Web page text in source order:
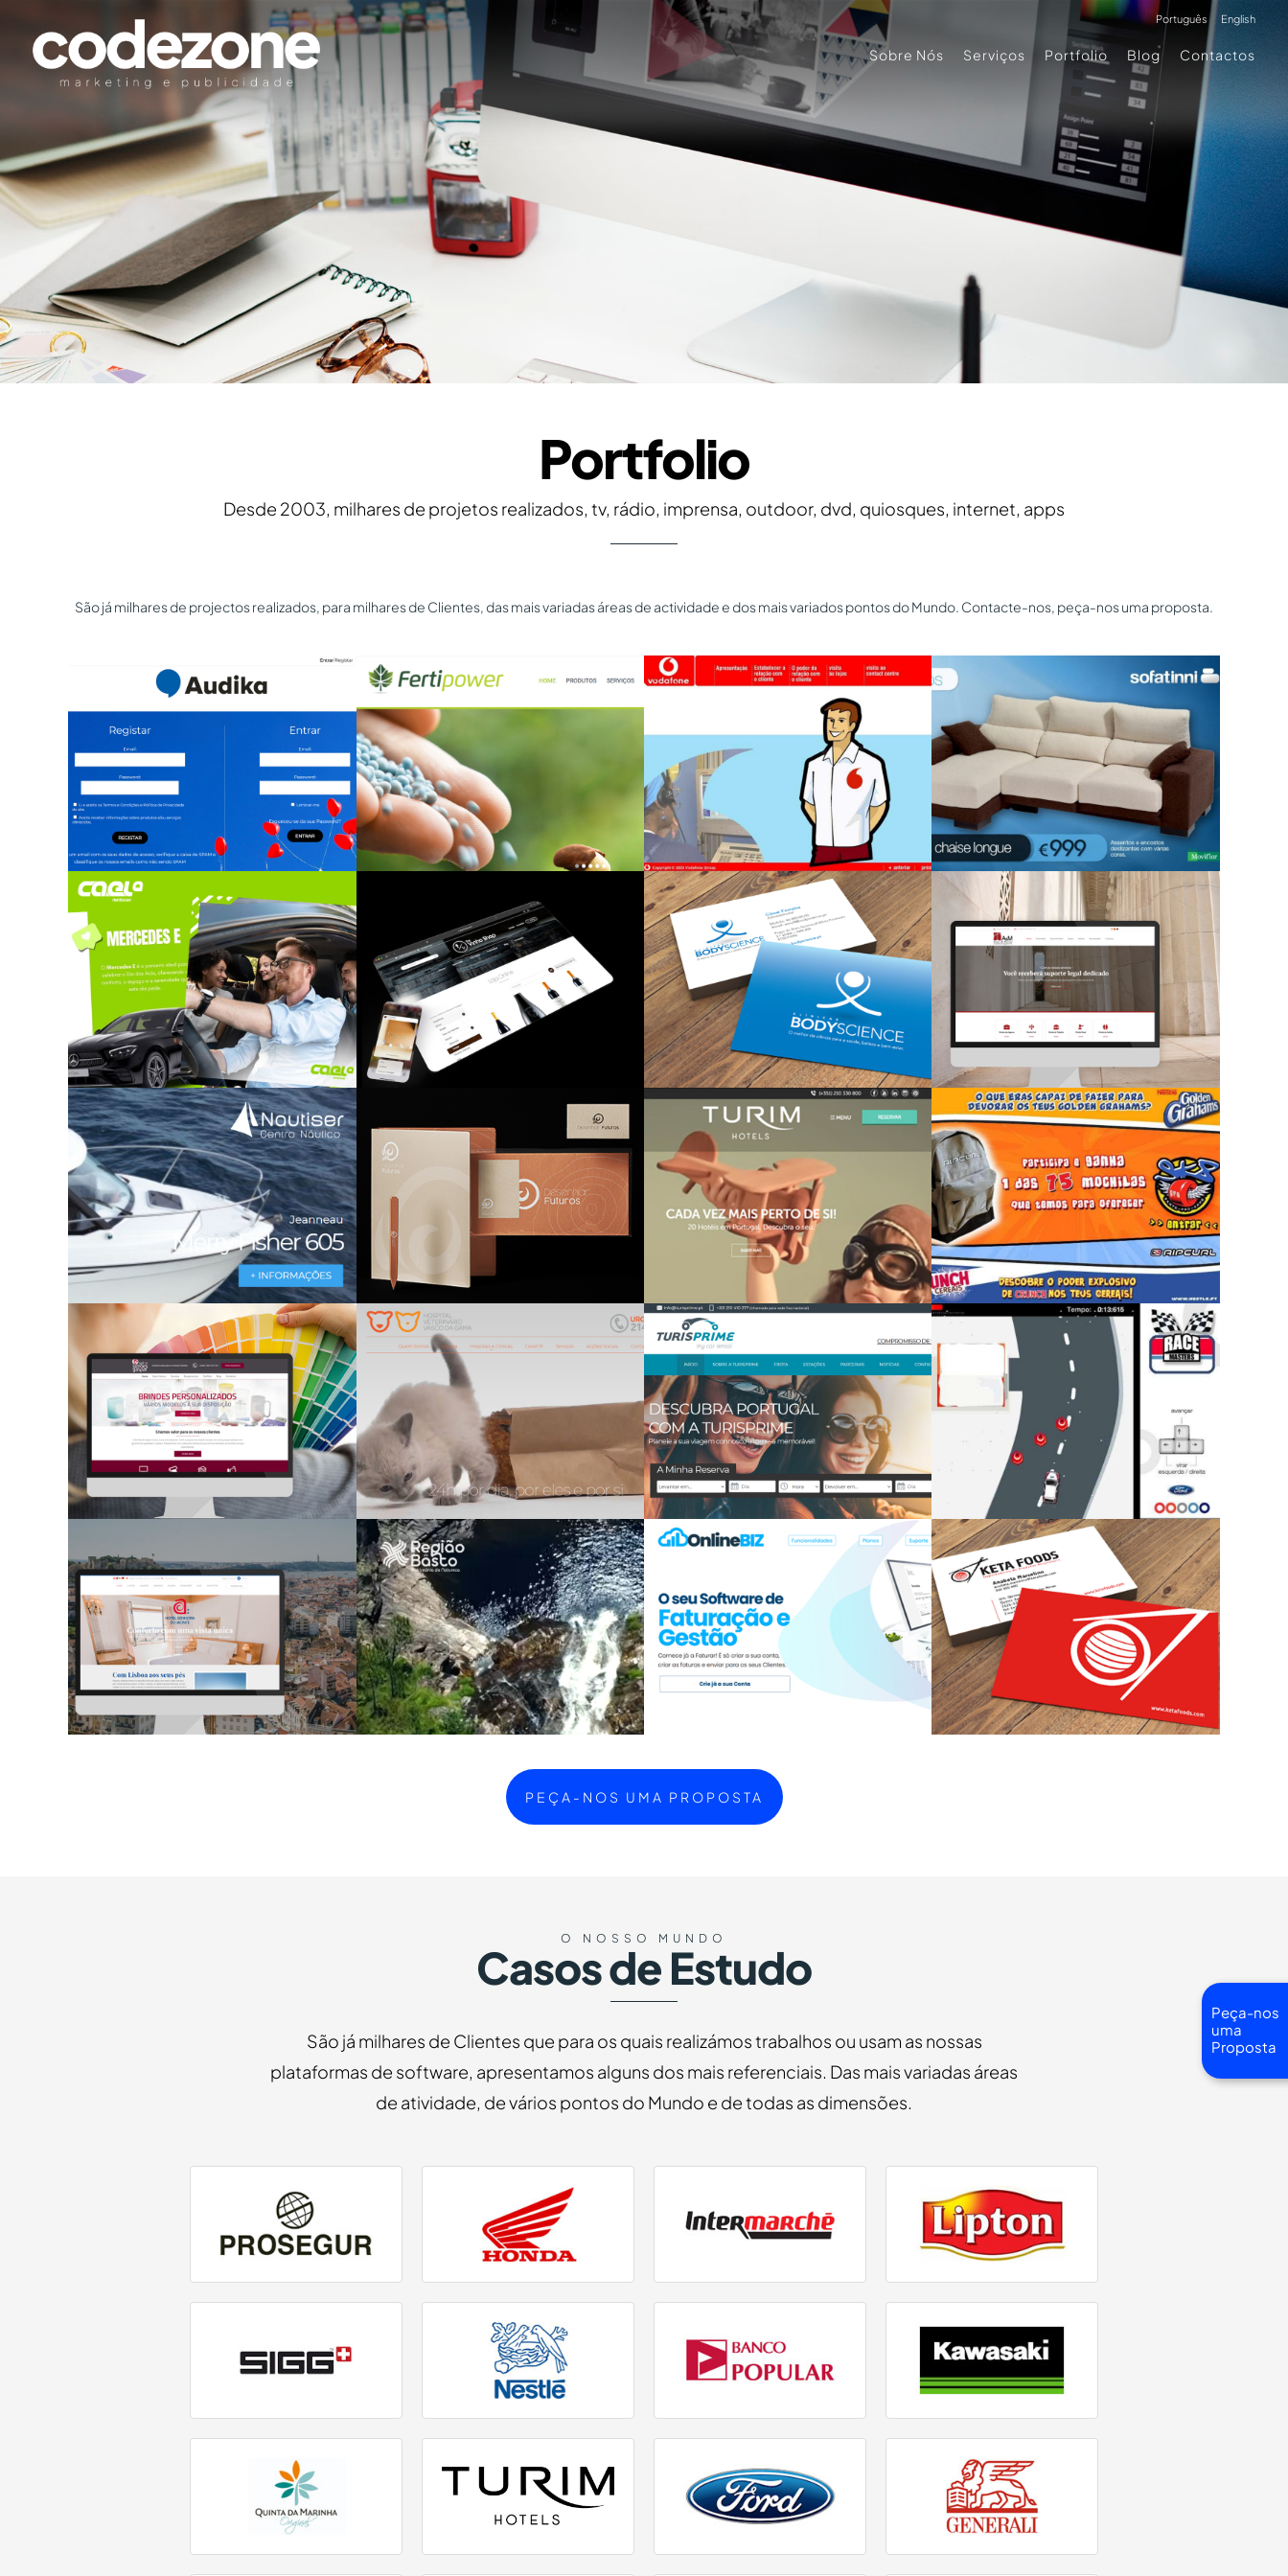
Sobre Nós Serviços Portfolio Blog Contactos
Português English
Portfolio
Desde 2003, milhares de projetos realizados, tv, rádio, imprensa, outdoor, dvd, quiosques, internet, apps
São já milhares de projectos realizados, para milhares de Clientes, das mais variadas áreas de actividade e dos mais variados pontos do Mundo. Contacte-nos, peça-nos uma proposta.
PEÇA-NOS UMA PROPOSTA
O NOSSO MUNDO
Casos de Estudo
São já milhares de Clientes que para os quais realizámos trabalhos ou usam as nossas
plataformas de software, apresentamos alguns dos mais referenciais. Das mais variadas áreas
de atividade, de vários pontos do Mundo e de todas as dimensões.
Peça-nos
uma
Proposta